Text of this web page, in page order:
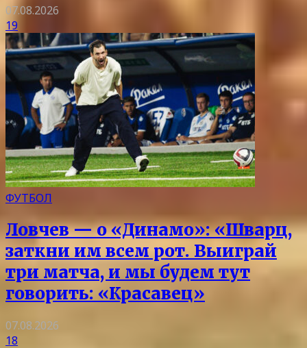
07.08.2026
19
ФУТБОЛ
Ловчев — о «Динамо»: «Шварц,
заткни им всем рот. Выиграй
три матча, и мы будем тут
говорить: «Красавец»
07.08.2026
18